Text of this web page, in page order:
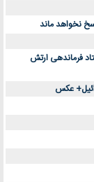
نخواهد ماند
و ستاد فرماندهی ارتش
عکس